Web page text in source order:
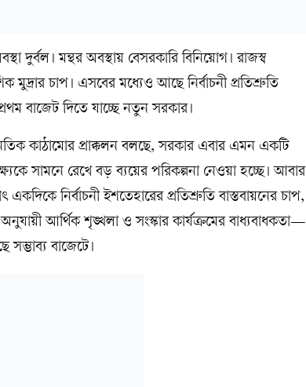
দুর্বল। মন্থর অবস্থায় বেসরকারি বিনিয়োগ। রাজস্ব
চাপ। এসবের মধ্যেও আছে নির্বাচনী প্রতিশ্রুতি
বাজেট দিতে যাচ্ছে নতুন সরকার।
কাঠামোর প্রাক্কলন বলছে, সরকার এবার এমন একটি
সামনে রেখে বড় ব্যয়ের পরিকল্পনা নেওয়া হচ্ছে। আবার
একদিকে নির্বাচনী ইশতেহারের প্রতিশ্রুতি বাস্তবায়নের চাপ,
আর্থিক শৃঙ্খলা ও সংস্কার কার্যক্রমের বাধ্যবাধকতা—
সম্ভাব্য বাজেটে।